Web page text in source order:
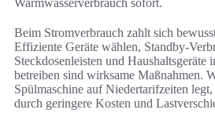
Warmwasserverbrauch sofort.
Beim Stromverbrauch zahlt sich
Effiziente Geräte wählen, Standby-
Steckdosenleisten und Haushaltsgeräte
betreiben sind wirksame Maßnahmen.
Spülmaschine auf Niedertarifzeiten
durch geringere Kosten und